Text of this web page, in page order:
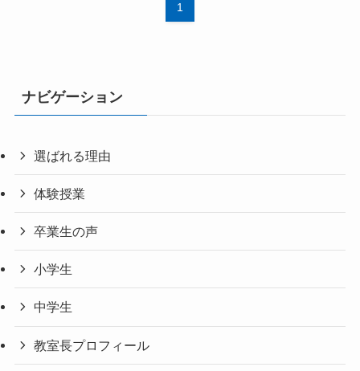
1
ナビゲーション
選ばれる理由
体験授業
卒業生の声
小学生
中学生
教室長プロフィール